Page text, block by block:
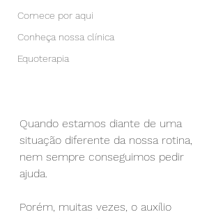
Comece por aqui
Conheça nossa clínica
Equoterapia
Quando estamos diante de uma
situação diferente da nossa rotina,
nem sempre conseguimos pedir
ajuda.
Porém, muitas vezes, o auxílio